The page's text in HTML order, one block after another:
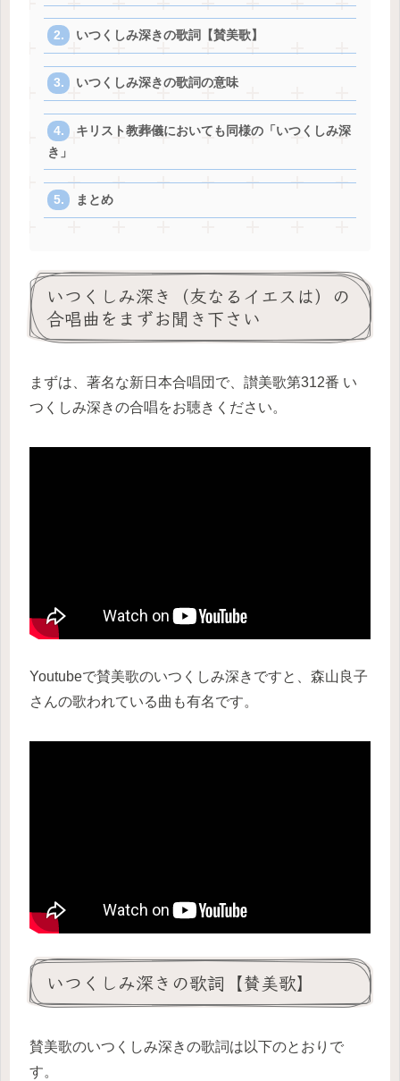
いつくしみ深きの歌詞【賛美歌】
いつくしみ深きの歌詞の意味
キリスト教葬儀においても同様の「いつくしみ深
き」
まとめ
いつくしみ深き（友なるイエスは）の
合唱曲をまずお聞き下さい
まずは、著名な新日本合唱団で、讃美歌第312番 い
つくしみ深きの合唱をお聴きください。
Youtubeで賛美歌のいつくしみ深きですと、森山良子
さんの歌われている曲も有名です。
いつくしみ深きの歌詞【賛美歌】
賛美歌のいつくしみ深きの歌詞は以下のとおりで
す。